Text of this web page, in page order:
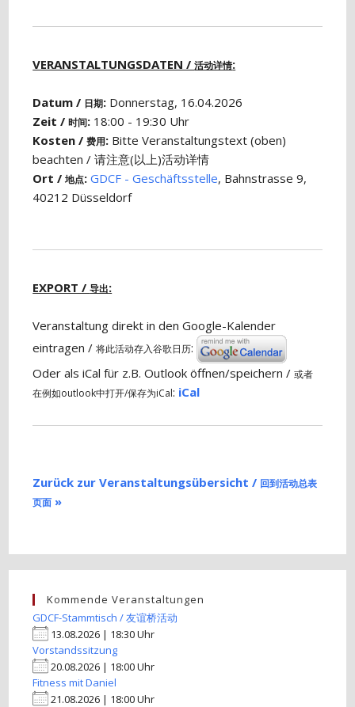
VERANSTALTUNGSDATEN /活动详情:
Datum / 日期: Donnerstag, 16.04.2026
Zeit /时间: 18:00 - 19:30 Uhr
Kosten /费用: Bitte Veranstaltungstext (oben)
beachten / 请注意(以上)活动详情
Ort /地点: GDCF - Geschäftsstelle, Bahnstrasse 9,
40212 Düsseldorf
EXPORT /导出:
Veranstaltung direkt in den Google-Kalender
eintragen /将此活动存入谷歌日历:
Oder als iCal für z.B. Outlook öffnen/speichern /或者
在例如outlook中打开/保存为iCal: iCal
Zurück zur Veranstaltungsübersicht / 回到活动总表
页面 »
Kommende Veranstaltungen
GDCF-Stammtisch / 友谊桥活动
13.08.2026 | 18:30 Uhr
Vorstandssitzung
20.08.2026 | 18:00 Uhr
Fitness mit Daniel
21.08.2026 | 18:00 Uhr